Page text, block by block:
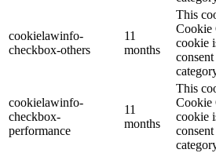
cookielawinfo-
checkbox-others
11
months
This
Cookie
cookie
cookielawinfo-
checkbox-
performance
11
months
This
Cookie
cookie